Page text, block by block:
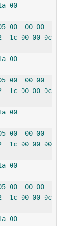
00
00 00 00
1c 00 00 0c
00
00 00 00
1c 00 00 0c
00
00 00 00
1c 00 00 00
00
00 00 00
1c 00 00 0c
00